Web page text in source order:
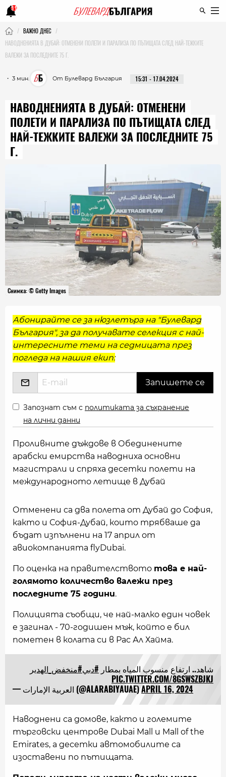
11
ВАЖНО ДНЕС
НАВОДНЕНИЯТА В ДУБАЙ: ОТМЕНЕНИ ПОЛЕТИ И ПАРАЛИЗА ПО ПЪТИЩАТА СЛЕД НАЙ-ТЕЖКИТЕ
ВАЛЕЖИ ЗА ПОСЛЕДНИТЕ 75 Г.
・ 3 мин. От Булевард България 15:31 - 17.04.2024
НАВОДНЕНИЯТА В ДУБАЙ: ОТМЕНЕНИ
ПОЛЕТИ И ПАРАЛИЗА ПО ПЪТИЩАТА СЛЕД
НАЙ-ТЕЖКИТЕ ВАЛЕЖИ ЗА ПОСЛЕДНИТЕ 75
Г.
Снимка: © Getty Images
Абонирайте се за нюзлетъра на "Булевард
България", за да получавате селекция с най-
интересните теми на седмицата през
погледа на нашия екип:
Запознат съм с политиката за съхранение
на лични данни
Проливните дъждове в Обединените
арабски емирства наводниха основни
магистрали и спряха десетки полети на
международното летище в Дубай
Отменени са два полета от Дубай до София,
както и София-Дубай, които трябваше да
бъдат изпълнени на 17 април от
авиокомпанията flyDubai.
По оценка на правителството това е най-
голямото количество валежи през
последните 75 години.
Полицията съобщи, че най-малко един човек
е загинал - 70-годишен мъж, който е бил
пометен в колата си в Рас Ал Хайма.
شاهد.. ارتفاع منسوب المياه بمطار #دبي#منخفض_الهدير
PIC.TWITTER.COM/8GSWSZBJKJ
— العربية الإمارات (@ALARABIYAUAE)APRIL 16, 2024
Наводнени са домове, както и големите
търговски центрове Dubai Mall и Mall of the
Emirates, а десетки автомобилите са
изоставени по пътищата.